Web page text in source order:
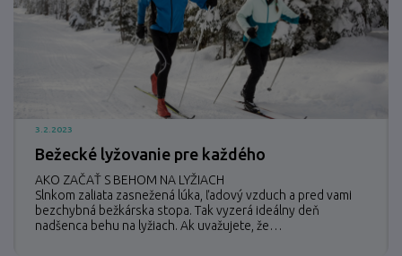
3.2.2023
Bežecké lyžovanie pre každého
AKO ZAČAŤ S BEHOM NA LYŽIACH
Slnkom zaliata zasnežená lúka, ľadový vzduch a pred vami
bezchybná bežkárska stopa. Tak vyzerá ideálny deň
nadšenca behu na lyžiach. Ak uvažujete, že…